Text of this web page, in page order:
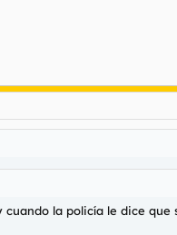
la policía le dice